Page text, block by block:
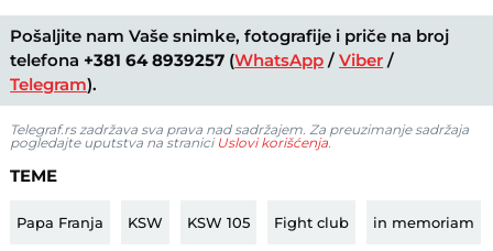
Pošaljite nam Vaše snimke, fotografije i priče na broj
telefona +381 64 8939257 (WhatsApp /Viber /
Telegram).
Telegraf.rs zadržava sva prava nad sadržajem. Za preuzimanje sadržaja
pogledajte uputstva na stranici Uslovi korišćenja.
TEME
Papa Franja KSW KSW 105 Fight club in memoriam